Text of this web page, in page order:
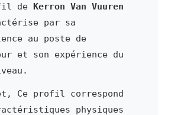
de Kerron Van Vuuren
par sa
au poste de
et son expérience du
Ce profil correspond
physiques